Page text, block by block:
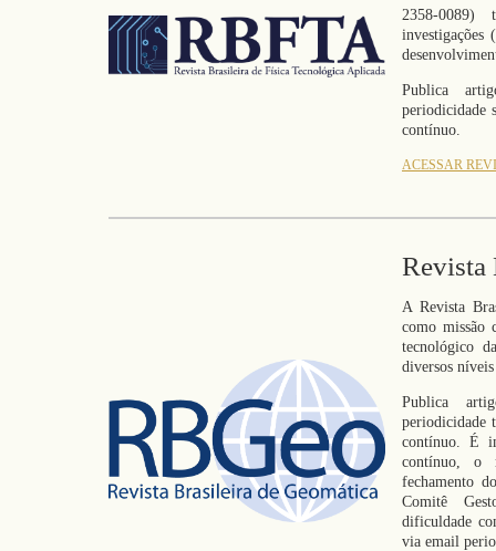
2358-0089)
investigações
Publica
periodicidade
contínuo.
ACESSAR
Revista
A Revista
como missão
tecnológico
diversos
Publica
periodicidade
contínuo. É
contínuo, o
fechamento
Comitê
dificuldade
via email